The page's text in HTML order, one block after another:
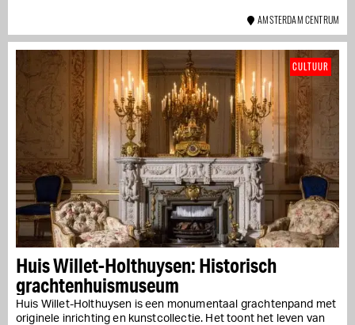
AMSTERDAM CENTRUM
Huis Willet-Holthuysen: Historisch
grachtenhuismuseum
Huis Willet-Holthuysen is een monumentaal grachtenpand met
originele inrichting en kunstcollectie. Het toont het leven van
CULTUUR